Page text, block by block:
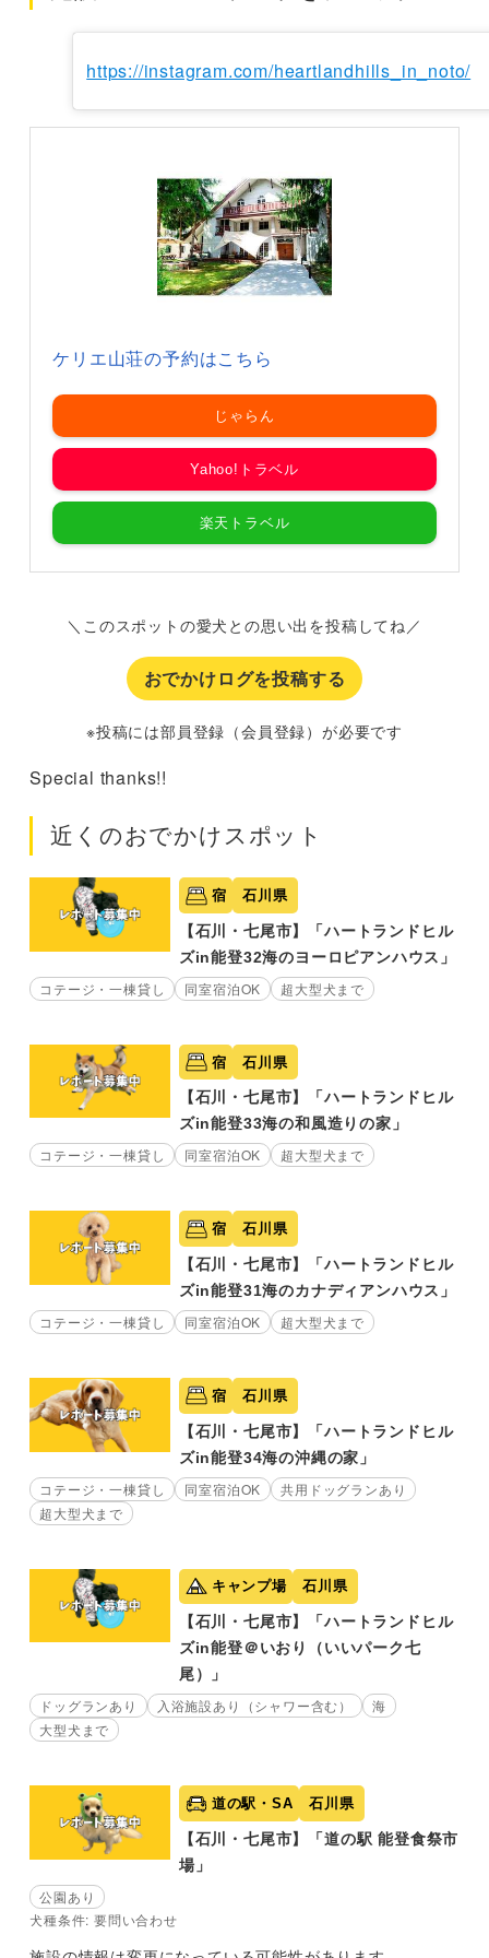
https://instagram.com/heartlandhills_in_noto/
ケリエ山荘の予約はこちら
じゃらん
Yahoo!トラベル
楽天トラベル
＼このスポットの愛犬との思い出を投稿してね／
おでかけログを投稿する
※投稿には部員登録（会員登録）が必要です
Special thanks!!
近くのおでかけスポット
宿 石川県
【石川・七尾市】「ハートランドヒル
ズin能登32海のヨーロピアンハウス」
コテージ・一棟貸し 同室宿泊OK 超大型犬まで
宿 石川県
【石川・七尾市】「ハートランドヒル
ズin能登33海の和風造りの家」
コテージ・一棟貸し 同室宿泊OK 超大型犬まで
宿 石川県
【石川・七尾市】「ハートランドヒル
ズin能登31海のカナディアンハウス」
コテージ・一棟貸し 同室宿泊OK 超大型犬まで
宿 石川県
【石川・七尾市】「ハートランドヒル
ズin能登34海の沖縄の家」
コテージ・一棟貸し 同室宿泊OK
共用ドッグランあり
超大型犬まで
キャンプ場 石川県
【石川・七尾市】「ハートランドヒル
ズin能登＠いおり（いいパーク七
尾）」
ドッグランあり 入浴施設あり（シャワー含む）
海
大型犬まで
道の駅・SA 石川県
【石川・七尾市】「道の駅 能登食祭市
場」
公園あり
犬種条件: 要問い合わせ